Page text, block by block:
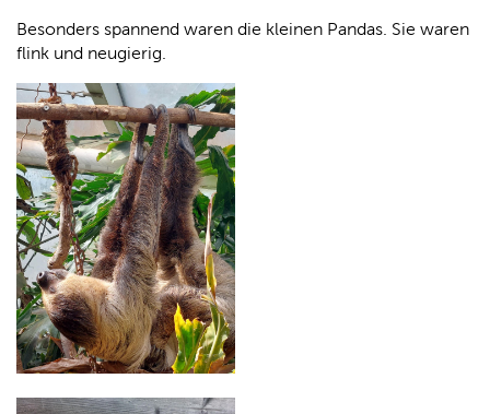
Besonders spannend waren die kleinen Pandas. Sie waren
flink und neugierig.